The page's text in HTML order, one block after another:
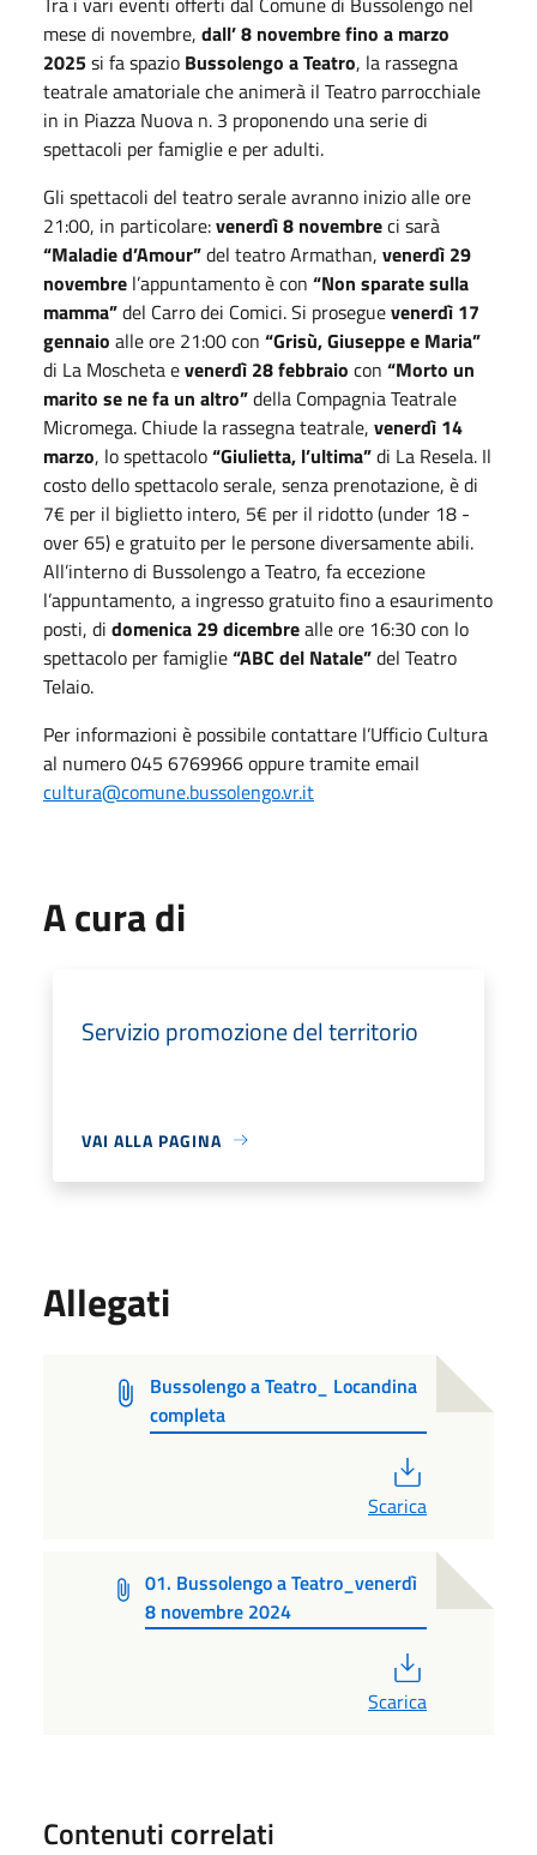
mese di novembre, dall’ 8 novembre fino a marzo
2025si fa spazio Bussolengo a Teatro, la rassegna
teatrale amatoriale che animerà il Teatro parrocchiale
in in Piazza Nuova n. 3 proponendo una serie di
spettacoli per famiglie e per adulti.
Gli spettacoli del teatro serale avranno inizio alle ore
21:00, in particolare:venerdì 8 novembreci sarà
“Maladie d’Amour”del teatro Armathan, venerdì 29
novembre l’appuntamento è con “Non sparate sulla
mamma”del Carro dei Comici. Si proseguevenerdì 17
gennaio alle ore 21:00 con “Grisù, Giuseppe e Maria”
di La Moscheta evenerdì 28 febbraio con “Morto un
marito se ne fa un altro”della Compagnia Teatrale
Micromega. Chiude la rassegna teatrale, venerdì 14
marzo, lo spettacolo“Giulietta, l’ultima”di La Resela. Il
costo dello spettacolo serale, senza prenotazione, è di
7€ per il biglietto intero, 5€ per il ridotto (under 18 -
over 65) e gratuito per le persone diversamente abili.
All’interno di Bussolengo a Teatro, fa eccezione
l’appuntamento, a ingresso gratuito fino a esaurimento
posti, di domenica 29 dicembrealle ore 16:30 con lo
spettacolo per famiglie“ABC del Natale”del Teatro
Telaio.
Per informazioni è possibile contattare l’Ufficio Cultura
al numero 045 6769966 oppure tramite email
cultura@comune.bussolengo.vr.it
A cura di
Servizio promozione del territorio
VAI ALLA PAGINA
Allegati
Bussolengo a Teatro_ Locandina
completa
Scarica
01. Bussolengo a Teatro_venerdì
8 novembre 2024
Scarica
Contenuti correlati